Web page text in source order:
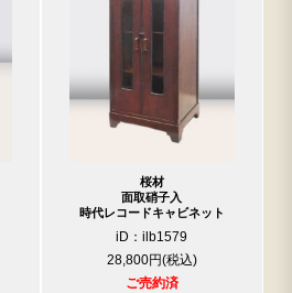
桜材
面取硝子入
時代レコードキャビネット
iD：ilb1579
28,800円
ご売約済